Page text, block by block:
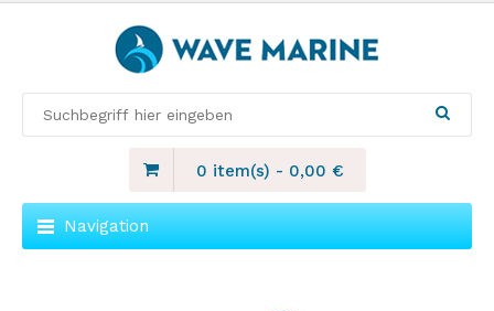
0 item(s) - 0,00 €
Navigation